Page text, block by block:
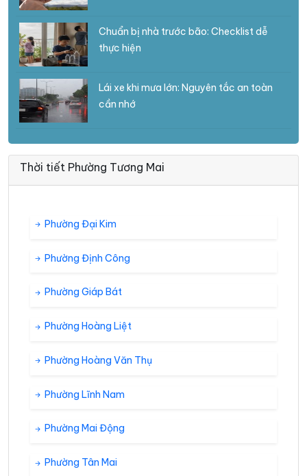
Chuẩn bị nhà trước bão: Checklist dễ
thực hiện
Lái xe khi mưa lớn: Nguyên tắc an toàn
cần nhớ
Thời tiết Phường Tương Mai
Phường Đại Kim
Phường Định Công
Phường Giáp Bát
Phường Hoàng Liệt
Phường Hoàng Văn Thụ
Phường Lĩnh Nam
Phường Mai Động
Phường Tân Mai